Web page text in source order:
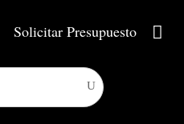
Solicitar Presupuesto